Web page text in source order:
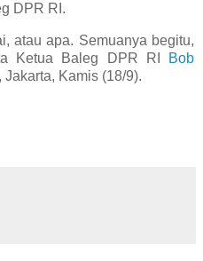
DPR RI.
atau apa. Semuanya begitu,
Ketua Baleg DPR RI
Bob
Kamis (18/9).